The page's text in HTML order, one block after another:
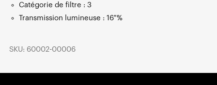
Catégorie de filtre : 3
Transmission lumineuse : 16 %
SKU: 60002-00006